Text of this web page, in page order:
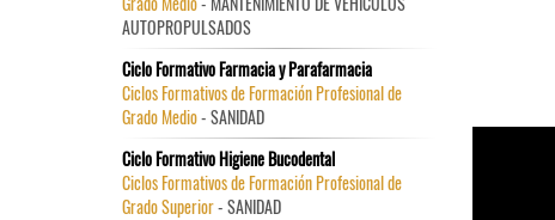
AUTOPROPULSADOS
Ciclo Formativo Farmacia y Parafarmacia
Ciclos Formativos de Formación Profesional de
Grado Medio- SANIDAD
Ciclo Formativo Higiene Bucodental
Ciclos Formativos de Formación Profesional de
Grado Superior- SANIDAD